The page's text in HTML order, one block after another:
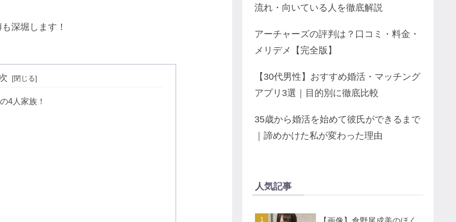
深堀します！
4人家族！
流れ・向いている人を徹底解説
アーチャーズの評判は？口コミ・料金・
メリデメ【完全版】
【30代男性】おすすめ婚活・マッチング
アプリ3選｜目的別に徹底比較
35歳から婚活を始めて彼氏ができるまで
｜諦めかけた私が変わった理由
人気記事